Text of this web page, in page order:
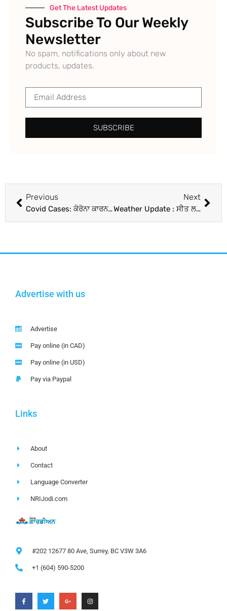
Get The Latest Updates
Subscribe To Our Weekly
Newsletter
No spam, notifications only about new
products, updates.
SUBSCRIBE
Previous
Covid Cases: ਕੋਰੋਨਾ ਕਾਰਨ 24 ਘੰਟਿਆਂ ’ਚ 6 ਲੋਕਾਂ ਦੀ ਮੌਤ, 290 ਮਾਮਲੇ ਦਰਜ; ਐਕਟਿਵ ਮਾਮਲਿਆਂ ’ਚ ਵੀ ਗਿਰਾਵਟ
Next
Weather Update : ਸੀਤ ਲਹਿਰ ਨਾਲ ਕੰਬ ਰਿਹਾ ਪੰਜਾਬ ਸਣੇ ਪੂਰਾ ਉੱਤਰ ਭਾਰਤ, IMD ਨੇ ਜਾਰੀ ਕੀਤਾ ਅਲਰਟ; ਜਾਣੋ 25 ਜਨਵਰੀ ਤਕ ਦੇ ਮੌਸਮ ਦਾ ਹਾਲ
Advertise with us
Advertise
Pay online (in CAD)
Pay online (in USD)
Pay via Paypal
Links
About
Contact
Language Converter
NRIJodi.com
#202 12677 80 Ave, Surrey, BC V3W 3A6
+1 (604) 590-5200